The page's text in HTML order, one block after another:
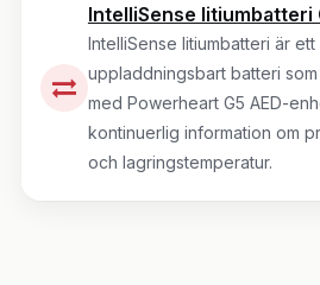
IntelliSense litiumbatteri
IntelliSense litiumbatteri är
uppladdningsbart batteri
med Powerheart G5 AED-
kontinuerlig information om
och lagringstemperatur.